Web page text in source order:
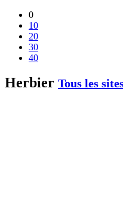
0
10
20
30
40
Herbier Tous les